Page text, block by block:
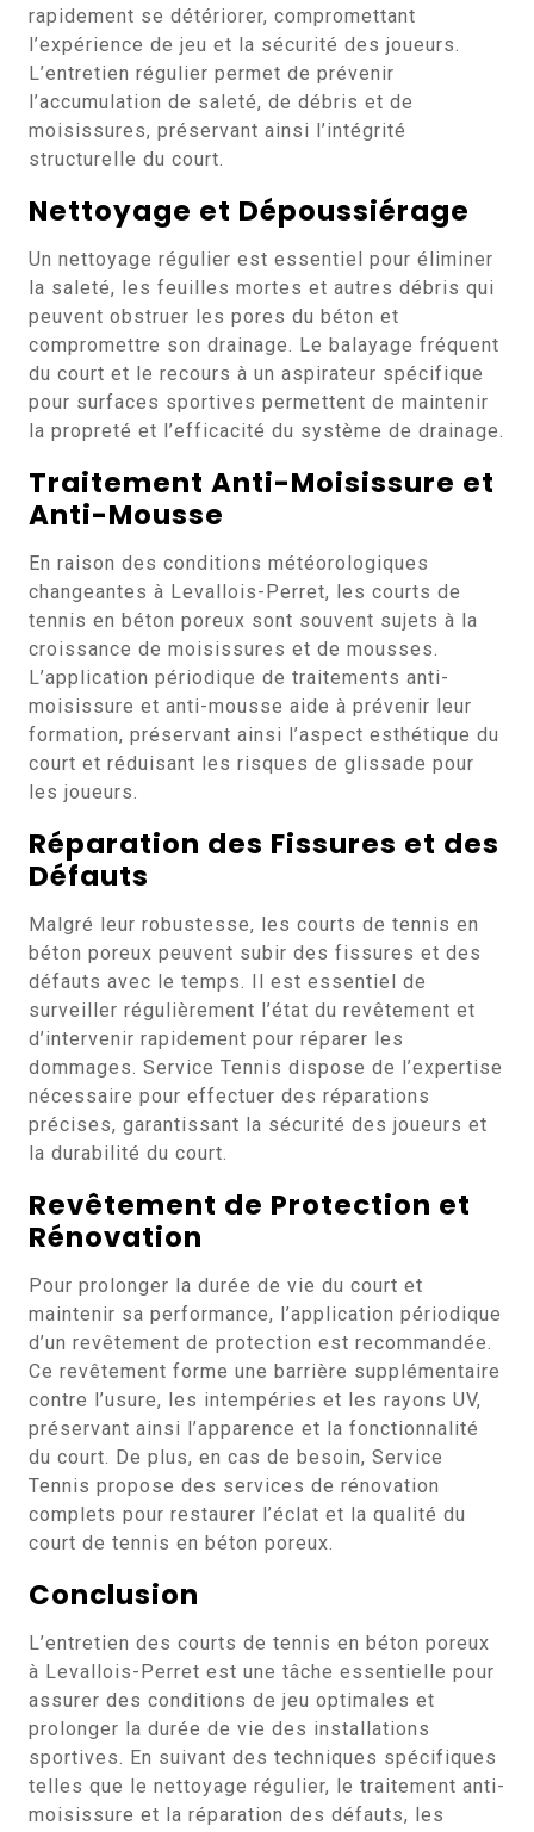
rapidement se détériorer, compromettant
l’expérience de jeu et la sécurité des joueurs.
L’entretien régulier permet de prévenir
l’accumulation de saleté, de débris et de
moisissures, préservant ainsi l’intégrité
structurelle du court.
Nettoyage et Dépoussiérage
Un nettoyage régulier est essentiel pour éliminer
la saleté, les feuilles mortes et autres débris qui
peuvent obstruer les pores du béton et
compromettre son drainage. Le balayage fréquent
du court et le recours à un aspirateur spécifique
pour surfaces sportives permettent de maintenir
la propreté et l’efficacité du système de drainage.
Traitement Anti-Moisissure et
Anti-Mousse
En raison des conditions météorologiques
changeantes à Levallois-Perret, les courts de
tennis en béton poreux sont souvent sujets à la
croissance de moisissures et de mousses.
L’application périodique de traitements anti-
moisissure et anti-mousse aide à prévenir leur
formation, préservant ainsi l’aspect esthétique du
court et réduisant les risques de glissade pour
les joueurs.
Réparation des Fissures et des
Défauts
Malgré leur robustesse, les courts de tennis en
béton poreux peuvent subir des fissures et des
défauts avec le temps. Il est essentiel de
surveiller régulièrement l’état du revêtement et
d’intervenir rapidement pour réparer les
dommages. Service Tennis dispose de l’expertise
nécessaire pour effectuer des réparations
précises, garantissant la sécurité des joueurs et
la durabilité du court.
Revêtement de Protection et
Rénovation
Pour prolonger la durée de vie du court et
maintenir sa performance, l’application périodique
d’un revêtement de protection est recommandée.
Ce revêtement forme une barrière supplémentaire
contre l’usure, les intempéries et les rayons UV,
préservant ainsi l’apparence et la fonctionnalité
du court. De plus, en cas de besoin, Service
Tennis propose des services de rénovation
complets pour restaurer l’éclat et la qualité du
court de tennis en béton poreux.
Conclusion
L’entretien des courts de tennis en béton poreux
à Levallois-Perret est une tâche essentielle pour
assurer des conditions de jeu optimales et
prolonger la durée de vie des installations
sportives. En suivant des techniques spécifiques
telles que le nettoyage régulier, le traitement anti-
moisissure et la réparation des défauts, les